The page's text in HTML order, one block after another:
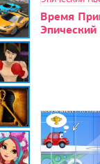
Время
Эпический